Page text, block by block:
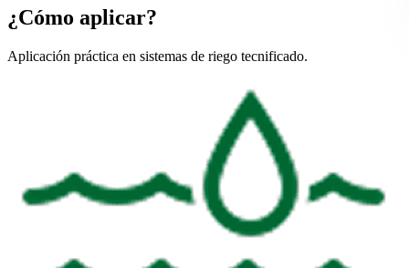
¿Cómo aplicar?
Aplicación práctica en sistemas de riego tecnificado.